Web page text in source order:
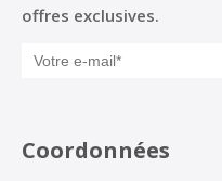
offres exclusives.
Coordonnées